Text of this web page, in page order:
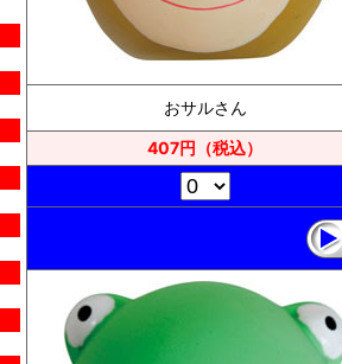
おサルさん
407円（税込）